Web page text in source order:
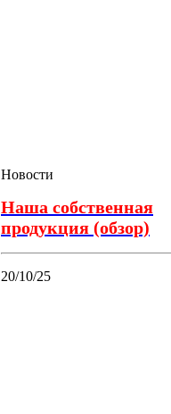
Новости
Наша собственная
продукция (обзор)
20/10/25